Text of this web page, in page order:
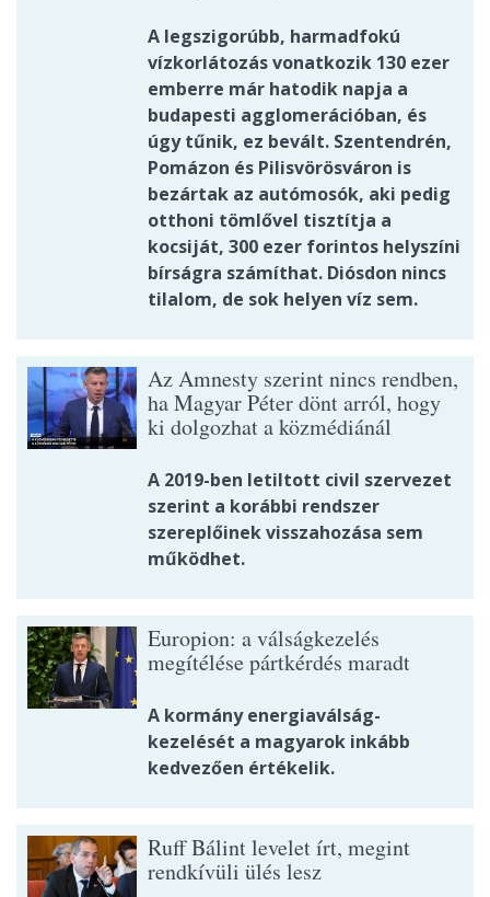
A legszigorúbb, harmadfokú
vízkorlátozás vonatkozik 130 ezer
emberre már hatodik napja a
budapesti agglomerációban, és
úgy tűnik, ez bevált. Szentendrén,
Pomázon és Pilisvörösváron is
bezártak az autómosók, aki pedig
otthoni tömlővel tisztítja a
kocsiját, 300 ezer forintos helyszíni
bírságra számíthat. Diósdon nincs
tilalom, de sok helyen víz sem.
Az Amnesty szerint nincs rendben,
ha Magyar Péter dönt arról, hogy
ki dolgozhat a közmédiánál
A 2019-ben letiltott civil szervezet
szerint a korábbi rendszer
szereplőinek visszahozása sem
működhet.
Europion: a válságkezelés
megítélése pártkérdés maradt
A kormány energiaválság-
kezelését a magyarok inkább
kedvezően értékelik.
Ruff Bálint levelet írt, megint
rendkívüli ülés lesz